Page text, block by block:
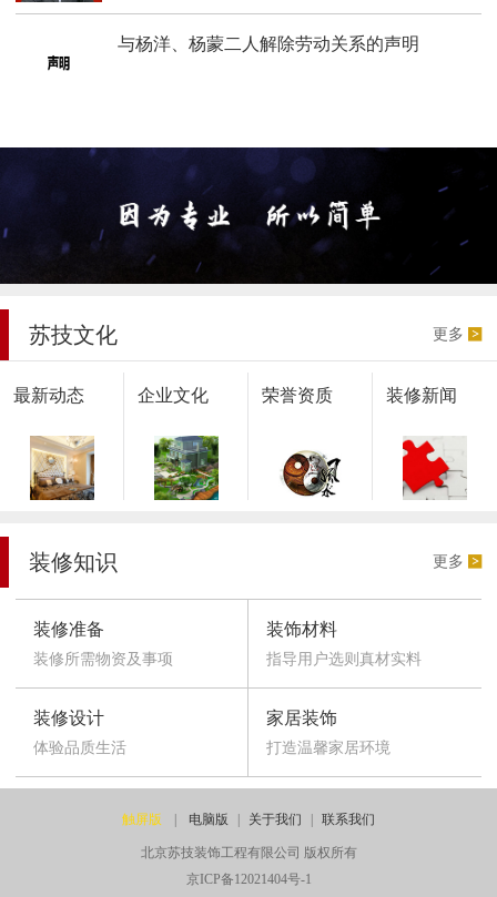
与杨洋、杨蒙二人解除劳动关系的声明
苏技文化 更多
最新动态 企业文化 荣誉资质 装修新闻
装修知识 更多
装修准备
装修所需物资及事项
装饰材料
指导用户选则真材实料
装修设计
体验品质生活
家居装饰
打造温馨家居环境
触屏版 电脑版 关于我们 联系我们
北京苏技装饰工程有限公司 版权所有
京ICP备12021404号-1